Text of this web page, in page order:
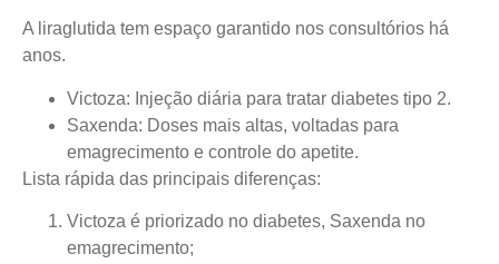
A liraglutida tem espaço garantido nos consultórios há
anos.
Victoza: Injeção diária para tratar diabetes tipo 2.
Saxenda: Doses mais altas, voltadas para
emagrecimento e controle do apetite.
Lista rápida das principais diferenças:
Victoza é priorizado no diabetes, Saxenda no
emagrecimento;